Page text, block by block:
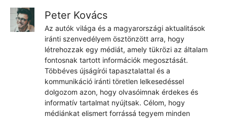
Peter Kovács
Az autók világa és a magyarországi aktualitások
iránti szenvedélyem ösztönzött arra, hogy
létrehozzak egy médiát, amely tükrözi az általam
fontosnak tartott információk megosztását.
Többéves újságírói tapasztalattal és a
kommunikáció iránti töretlen lelkesedéssel
dolgozom azon, hogy olvasóimnak érdekes és
informatív tartalmat nyújtsak. Célom, hogy
médiánkat elismert forrássá tegyem minden